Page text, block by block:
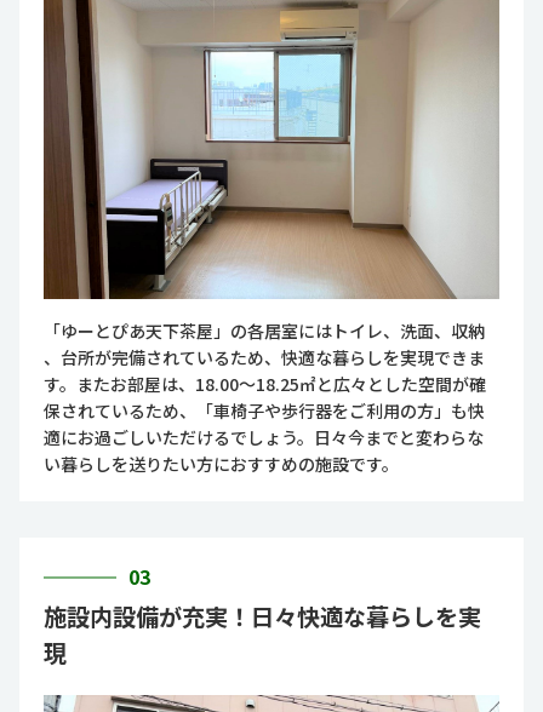
「ゆーとぴあ天下茶屋」の各居室にはトイレ、洗面、収納
、台所が完備されているため、快適な暮らしを実現できま
す。またお部屋は、18.00～18.25㎡と広々とした空間が確
保されているため、「車椅子や歩行器をご利用の方」も快
適にお過ごしいただけるでしょう。日々今までと変わらな
い暮らしを送りたい方におすすめの施設です。
03
施設内設備が充実！日々快適な暮らしを実
現